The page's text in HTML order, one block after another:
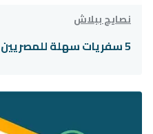
نصايح ببلاش
5 سفريات سهلة للمصريين